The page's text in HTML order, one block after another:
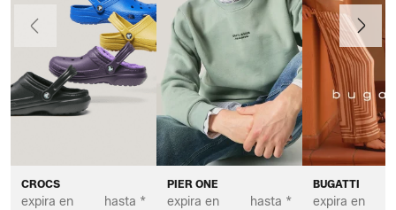
CROCS
expira en hasta *
PIER ONE
expira en hasta *
BUGATTI
expira en
Anteriormente